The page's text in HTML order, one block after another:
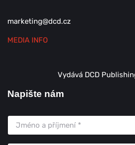
marketing@dcd.cz
MEDIA INFO
Vydává DCD
Napište nám